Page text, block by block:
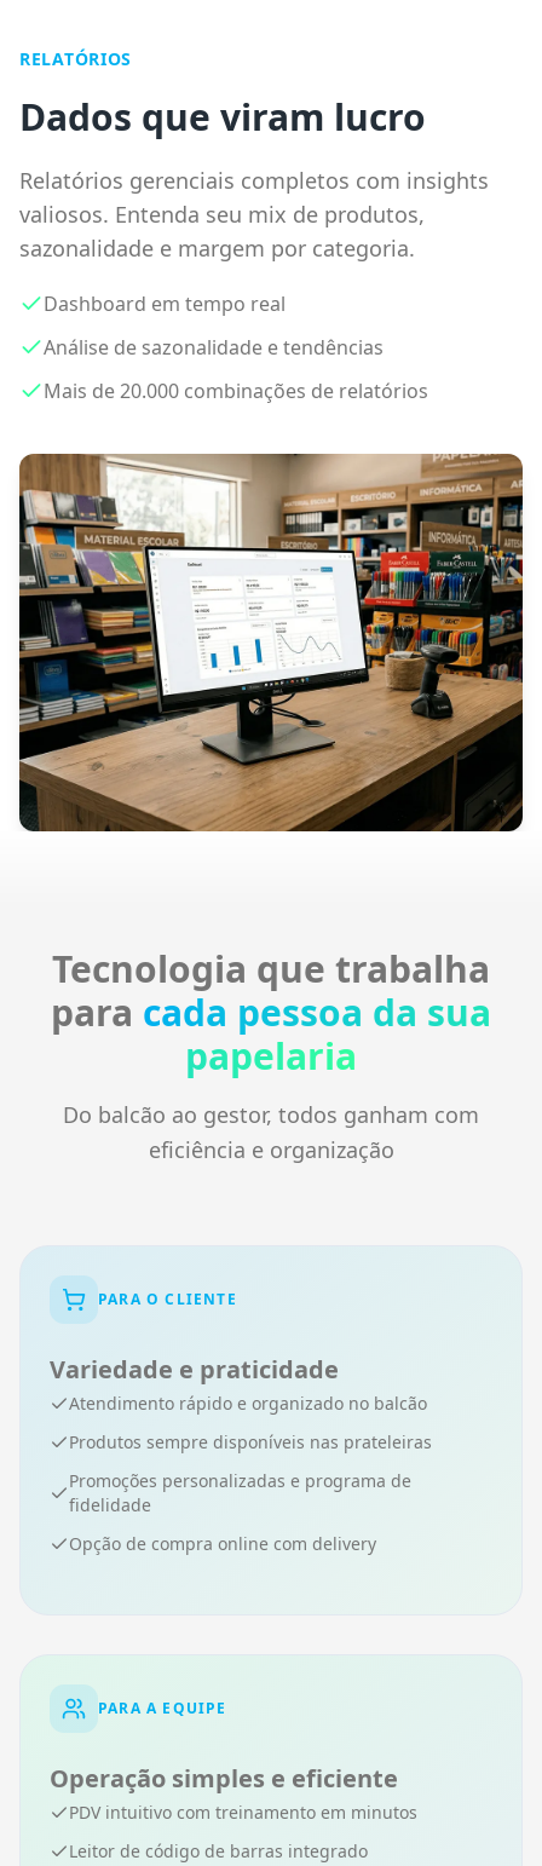
RELATÓRIOS
Dados que viram lucro
Relatórios gerenciais completos com insights
valiosos. Entenda seu mix de produtos,
sazonalidade e margem por categoria.
Dashboard em tempo real
Análise de sazonalidade e tendências
Mais de 20.000 combinações de relatórios
Tecnologia que trabalha
para cada pessoa da sua
papelaria
Do balcão ao gestor, todos ganham com
eficiência e organização
PARA O CLIENTE
Variedade e praticidade
Atendimento rápido e organizado no balcão
Produtos sempre disponíveis nas prateleiras
Promoções personalizadas e programa de
fidelidade
Opção de compra online com delivery
PARA A EQUIPE
Operação simples e eficiente
PDV intuitivo com treinamento em minutos
Leitor de código de barras integrado